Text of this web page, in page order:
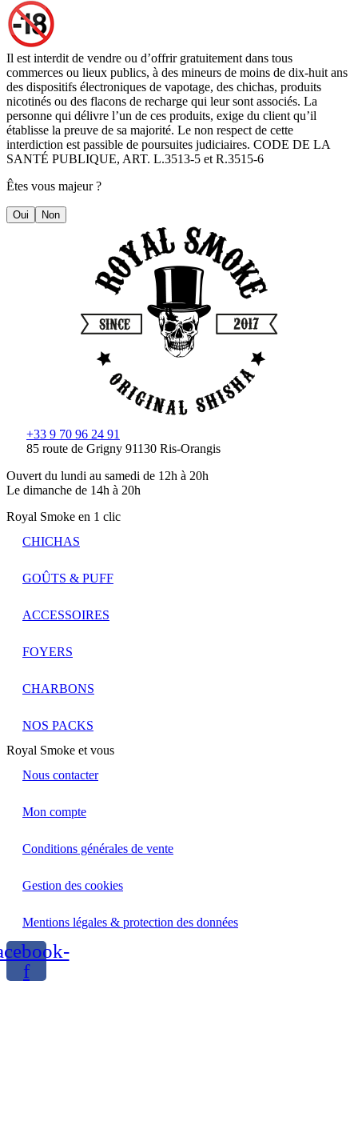
Il est interdit de vendre ou d’offrir gratuitement dans tous
commerces ou lieux publics, à des mineurs de moins de dix-huit ans
des dispositifs électroniques de vapotage, des chichas, produits
nicotinés ou des flacons de recharge qui leur sont associés. La
personne qui délivre l’un de ces produits, exige du client qu’il
établisse la preuve de sa majorité. Le non respect de cette
interdiction est passible de poursuites judiciaires. CODE DE LA
SANTÉ PUBLIQUE, ART. L.3513-5 et R.3515-6
Êtes vous majeur ?
Oui Non
+33 9 70 96 24 91
85 route de Grigny 91130 Ris-Orangis
Ouvert du lundi au samedi de 12h à 20h
Le dimanche de 14h à 20h
Royal Smoke en 1 clic
CHICHAS
GOÛTS & PUFF
ACCESSOIRES
FOYERS
CHARBONS
NOS PACKS
Royal Smoke et vous
Nous contacter
Mon compte
Conditions générales de vente
Gestion des cookies
Mentions légales & protection des données
f